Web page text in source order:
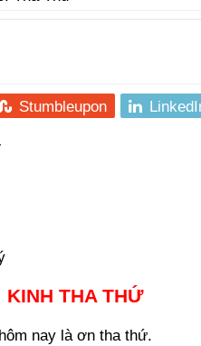
Stumbleupon
KINH THA THỨ
nay là ơn tha thứ.